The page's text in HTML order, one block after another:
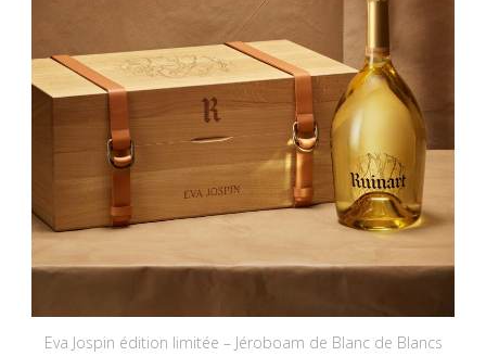
Eva Jospin édition limitée – Jéroboam de Blanc de Blancs